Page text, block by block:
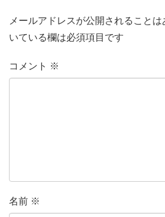
メールアドレスが公開されることは
いている欄は必須項目です
コメント ※
名前 ※